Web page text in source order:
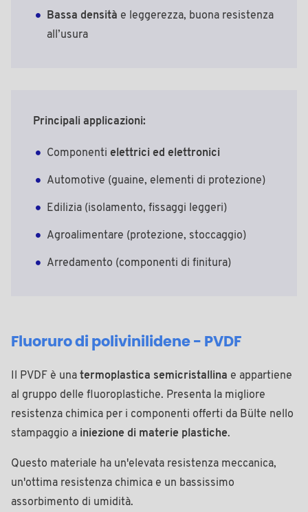
Bassa densità e leggerezza, buona resistenza
all’usura
Principali applicazioni:
Componenti elettrici ed elettronici
Automotive (guaine, elementi di protezione)
Edilizia (isolamento, fissaggi leggeri)
Agroalimentare (protezione, stoccaggio)
Arredamento (componenti di finitura)
Fluoruro di polivinilidene - PVDF
Il PVDF è una termoplastica semicristallina e appartiene
al gruppo delle fluoroplastiche. Presenta la migliore
resistenza chimica per i componenti offerti da Bülte nello
stampaggio a iniezione di materie plastiche.
Questo materiale ha un'elevata resistenza meccanica,
un'ottima resistenza chimica e un bassissimo
assorbimento di umidità.